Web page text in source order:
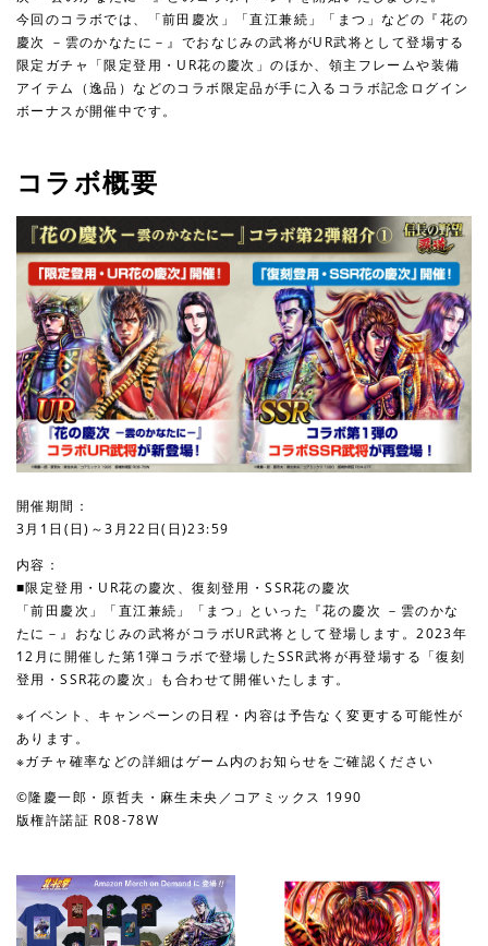
今回のコラボでは、「前田慶次」「直江兼続」「まつ」などの『花の
慶次 －雲のかなたに－』でおなじみの武将がUR武将として登場する
限定ガチャ「限定登用・UR花の慶次」のほか、領主フレームや装備
アイテム（逸品）などのコラボ限定品が手に入るコラボ記念ログイン
ボーナスが開催中です。
コラボ概要
開催期間：
3月1日(日)～3月22日(日)23:59
内容：
■限定登用・UR花の慶次、復刻登用・SSR花の慶次
「前田慶次」「直江兼続」「まつ」といった『花の慶次 －雲のかな
たに－』おなじみの武将がコラボUR武将として登場します。2023年
12月に開催した第1弾コラボで登場したSSR武将が再登場する「復刻
登用・SSR花の慶次」も合わせて開催いたします。
※イベント、キャンペーンの日程・内容は予告なく変更する可能性が
あります。
※ガチャ確率などの詳細はゲーム内のお知らせをご確認ください
©隆慶一郎・原哲夫・麻生未央／コアミックス 1990
版権許諾証 R08-78W